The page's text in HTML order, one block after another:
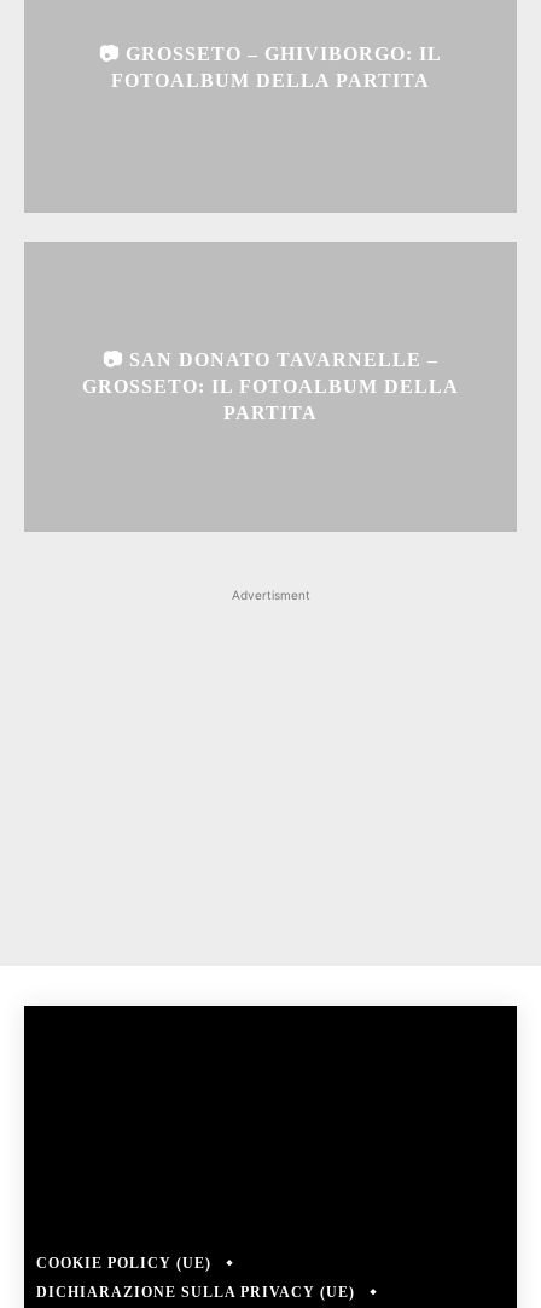
📷 GROSSETO – GHIVIBORGO: IL
FOTOALBUM DELLA PARTITA
📷 SAN DONATO TAVARNELLE –
GROSSETO: IL FOTOALBUM DELLA
PARTITA
Advertisment
COOKIE POLICY (UE)
DICHIARAZIONE SULLA PRIVACY (UE)